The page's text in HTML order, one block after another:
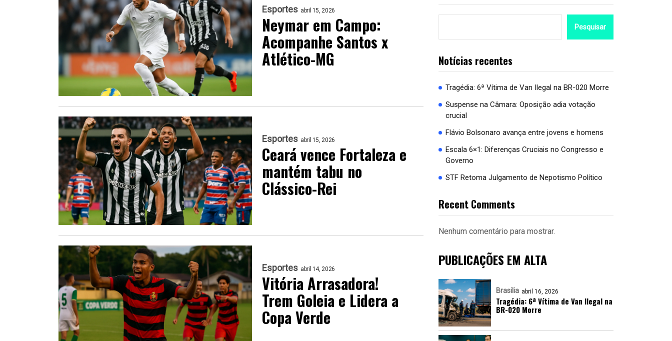
Esportes abril 15, 2026
Neymar em Campo:
Acompanhe Santos x
Atlético-MG
Esportes abril 15, 2026
Ceará vence Fortaleza e
mantém tabu no
Clássico-Rei
Esportes abril 14, 2026
Vitória Arrasadora!
Trem Goleia e Lidera a
Copa Verde
Pesquisar
Notícias recentes
Tragédia: 6ª Vítima de Van Ilegal na BR-020 Morre
Suspense na Câmara: Oposição adia votação
crucial
Flávio Bolsonaro avança entre jovens e homens
Escala 6×1: Diferenças Cruciais no Congresso e
Governo
STF Retoma Julgamento de Nepotismo Político
Recent Comments
Nenhum comentário para mostrar.
PUBLICAÇÕES EM ALTA
Brasilia abril 16, 2026
Tragédia: 6ª Vítima de Van Ilegal na
BR-020 Morre